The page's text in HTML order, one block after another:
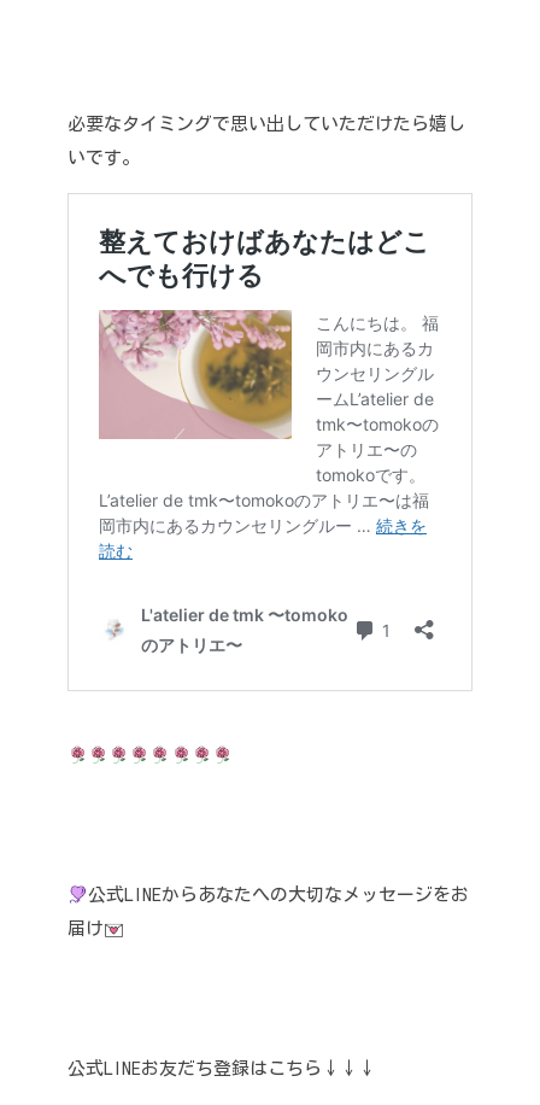
必要なタイミングで思い出していただけたら嬉し
いです。
公式LINEからあなたへの大切なメッセージをお
届け
公式LINEお友だち登録はこちら↓↓↓